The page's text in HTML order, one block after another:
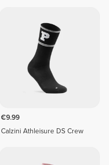
€9.99
Calzini Athleisure DS Crew